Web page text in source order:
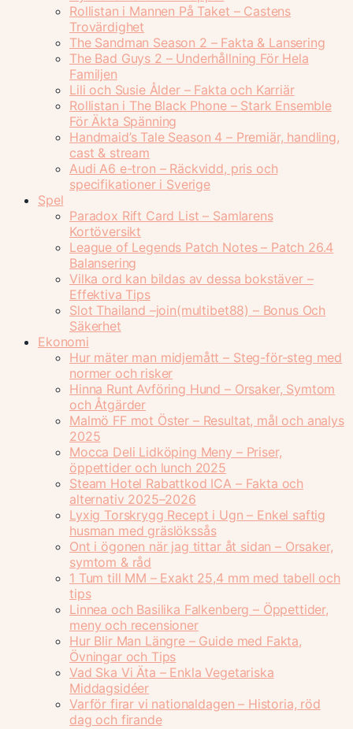
Rollistan i Mannen På Taket – Castens
Trovärdighet
The Sandman Season 2 – Fakta & Lansering
The Bad Guys 2 – Underhållning För Hela
Familjen
Lili och Susie Ålder – Fakta och Karriär
Rollistan i The Black Phone – Stark Ensemble
För Äkta Spänning
Handmaid’s Tale Season 4 – Premiär, handling,
cast & stream
Audi A6 e-tron – Räckvidd, pris och
specifikationer i Sverige
Spel
Paradox Rift Card List – Samlarens
Kortöversikt
League of Legends Patch Notes – Patch 26.4
Balansering
Vilka ord kan bildas av dessa bokstäver –
Effektiva Tips
Slot Thailand –join(multibet88) – Bonus Och
Säkerhet
Ekonomi
Hur mäter man midjemått – Steg-för-steg med
normer och risker
Hinna Runt Avföring Hund – Orsaker, Symtom
och Åtgärder
Malmö FF mot Öster – Resultat, mål och analys
2025
Mocca Deli Lidköping Meny – Priser,
öppettider och lunch 2025
Steam Hotel Rabattkod ICA – Fakta och
alternativ 2025–2026
Lyxig Torskrygg Recept i Ugn – Enkel saftig
husman med gräslökssås
Ont i ögonen när jag tittar åt sidan – Orsaker,
symtom & råd
1 Tum till MM – Exakt 25,4 mm med tabell och
tips
Linnea och Basilika Falkenberg – Öppettider,
meny och recensioner
Hur Blir Man Längre – Guide med Fakta,
Övningar och Tips
Vad Ska Vi Äta – Enkla Vegetariska
Middagsidéer
Varför firar vi nationaldagen – Historia, röd
dag och firande